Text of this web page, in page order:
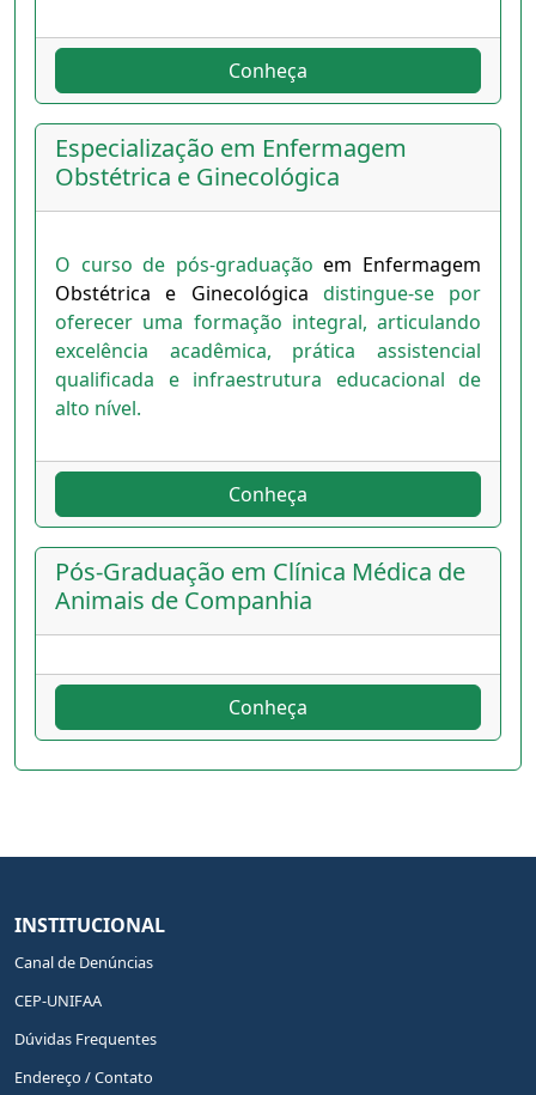
Conheça
Especialização em Enfermagem
Obstétrica e Ginecológica
O curso de pós-graduação em Enfermagem
Obstétrica e Ginecológica distingue-se por
oferecer uma formação integral, articulando
excelência acadêmica, prática assistencial
qualificada e infraestrutura educacional de
alto nível.
Conheça
Pós-Graduação em Clínica Médica de
Animais de Companhia
Conheça
INSTITUCIONAL
Canal de Denúncias
CEP-UNIFAA
Dúvidas Frequentes
Endereço / Contato